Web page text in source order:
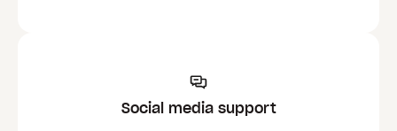
Social media support